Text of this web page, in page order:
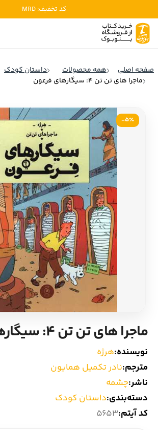
کد تخفیف: MRD
ادبیات
روانشناسی
تاریخ و سیاست
کودک و نوجوان
علوم اجتماعی
ادیان و اساطیر
ادبیات آمریکا
ادبیات فرانسه
ادبیات ایتالیا
ادبیات روسیه
ادبیات آمریکای لاتین
ادبیات آلمان
ادبیات ترکیه
ادبیات آسیا
سایر کشورهای اروپا
داستان کوتاه
شعر و متون کهن
ادبیات
صفحه اصلی همه محصولات
داستان کودک
ماجرا های تن تن 4: سیگارهای فرعون
5٪-
ماجرا های تن تن 4: سیگارهای فرعون
نویسنده:هرژه
مترجم:نادر تکمیل همایون
ناشر:چشمه
دسته‌بندی:داستان کودک
کد آیتم:5653